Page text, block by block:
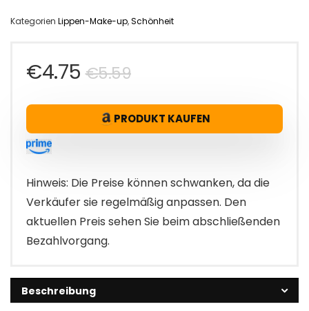
Kategorien Lippen-Make-up,Schönheit
€5.59Ursprünglicher
Preis
war:
€4.75
Aktueller
Preis
ist:
PRODUKT KAUFEN
Hinweis: Die Preise können schwanken, da die
Verkäufer sie regelmäßig anpassen. Den
aktuellen Preis sehen Sie beim abschließenden
Bezahlvorgang.
Beschreibung